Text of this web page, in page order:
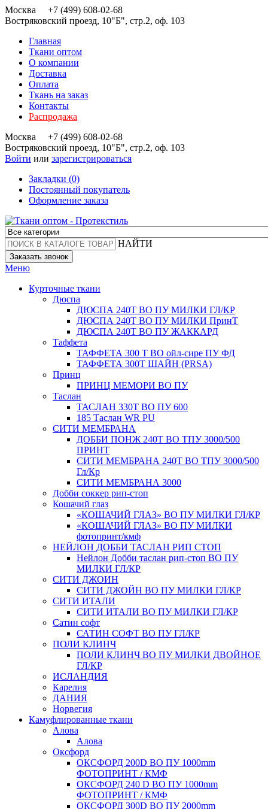
Москва
+7 (499) 608-02-68
Востряковский проезд, 10"Б", стр.2, оф. 103
Главная
Ткани оптом
О компании
Доставка
Оплата
Ткань на заказ
Контакты
Распродажа
Москва
+7 (499) 608-02-68
Востряковский проезд, 10"Б", стр.2, оф. 103
Войти или зарегистрироваться
Закладки (0)
Постоянный покупатель
Оформление заказа
НАЙТИ
Заказать звонок
Меню
Курточные ткани
Дюспа
ДЮСПА 240Т ВО ПУ МИЛКИ ГЛ/КР
ДЮСПА 240Т ВО ПУ МИЛКИ ПринТ
ДЮСПА 240Т ВО ПУ ЖАККАРД
Таффета
ТАФФЕТА 300 Т ВО ойл-сире ПУ ФД
ТАФФЕТА 300Т ШАЙН (PRSA)
Принц
ПРИНЦ МЕМОРИ ВО ПУ
Таслан
ТАСЛАН 330T ВО ПУ 600
185 Таслан WR PU
СИТИ МЕМБРАНА
ДОББИ ПОНЖ 240Т ВО ТПУ 3000/500
ПРИНТ
СИТИ МЕМБРАНА 240Т ВО ТПУ 3000/500
Гл/Кр
СИТИ МЕМБРАНА 3000
Добби соккер рип-стоп
Кошачий глаз
«КОШАЧИЙ ГЛАЗ» ВО ПУ МИЛКИ ГЛ/КР
«КОШАЧИЙ ГЛАЗ» ВО ПУ МИЛКИ
фотопринт/кмф
НЕЙЛОН ДОББИ ТАСЛАН РИП СТОП
Нейлон Добби таслан рип-стоп ВО ПУ
МИЛКИ ГЛ/КР
СИТИ ДЖОИН
СИТИ ДЖОЙН ВО ПУ МИЛКИ ГЛ/КР
СИТИ ИТАЛИ
СИТИ ИТАЛИ ВО ПУ МИЛКИ ГЛ/КР
Сатин софт
САТИН СОФТ ВО ПУ ГЛ/КР
ПОЛИ КЛИНЧ
ПОЛИ КЛИНЧ ВО ПУ МИЛКИ ДВОЙНОЕ
ГЛ/КР
ИСЛАНДИЯ
Карелия
ДАНИЯ
Норвегия
Камуфлированные ткани
Алова
Алова
Оксфорд
ОКСФОРД 200D ВО ПУ 1000mm
ФОТОПРИНТ / КМФ
ОКСФОРД 240 D ВО ПУ 1000mm
ФОТОПРИНТ / КМФ
ОКСФОРД 300D ВО ПУ 2000mm